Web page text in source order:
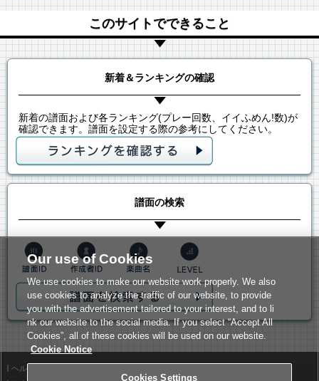
このサイトでできること
新着＆ランキングの確認
新着の譜面および各ランキング(プレー回数、イイふめん!数)が
確認できます。譜面を設定する際の参考にしてください。
譜面の検索
ヘルプ
Our use of Cookies
We use cookies to make our website work properly. We also
use cookies to analyze the traffic of our website, to provide
you with the advertisement tailored to your interest, and to li
nk our website to the social media. If you select “Accept All
Cookies”, all of these cookies will be used on our website.
Cookie Notice
Cookies Settings